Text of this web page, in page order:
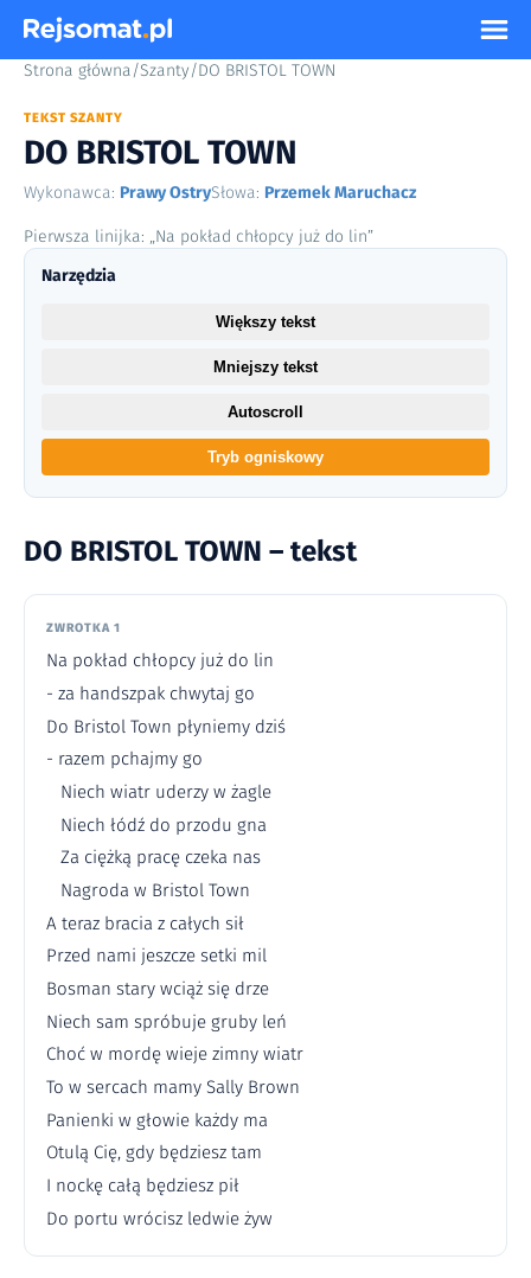
Strona główna/Szanty/DO BRISTOL TOWN
TEKST SZANTY
DO BRISTOL TOWN
Wykonawca: Prawy OstrySłowa: Przemek Maruchacz
Pierwsza linijka: „Na pokład chłopcy już do lin”
DO BRISTOL TOWN – tekst
ZWROTKA 1
Na pokład chłopcy już do lin
- za handszpak chwytaj go
Do Bristol Town płyniemy dziś
- razem pchajmy go
Niech wiatr uderzy w żagle
Niech łódź do przodu gna
Za ciężką pracę czeka nas
Nagroda w Bristol Town
A teraz bracia z całych sił
Przed nami jeszcze setki mil
Bosman stary wciąż się drze
Niech sam spróbuje gruby leń
Choć w mordę wieje zimny wiatr
To w sercach mamy Sally Brown
Panienki w głowie każdy ma
Otulą Cię, gdy będziesz tam
I nockę całą będziesz pił
Do portu wrócisz ledwie żyw
Narzędzia
Większy tekst
Mniejszy tekst
Autoscroll
Tryb ogniskowy